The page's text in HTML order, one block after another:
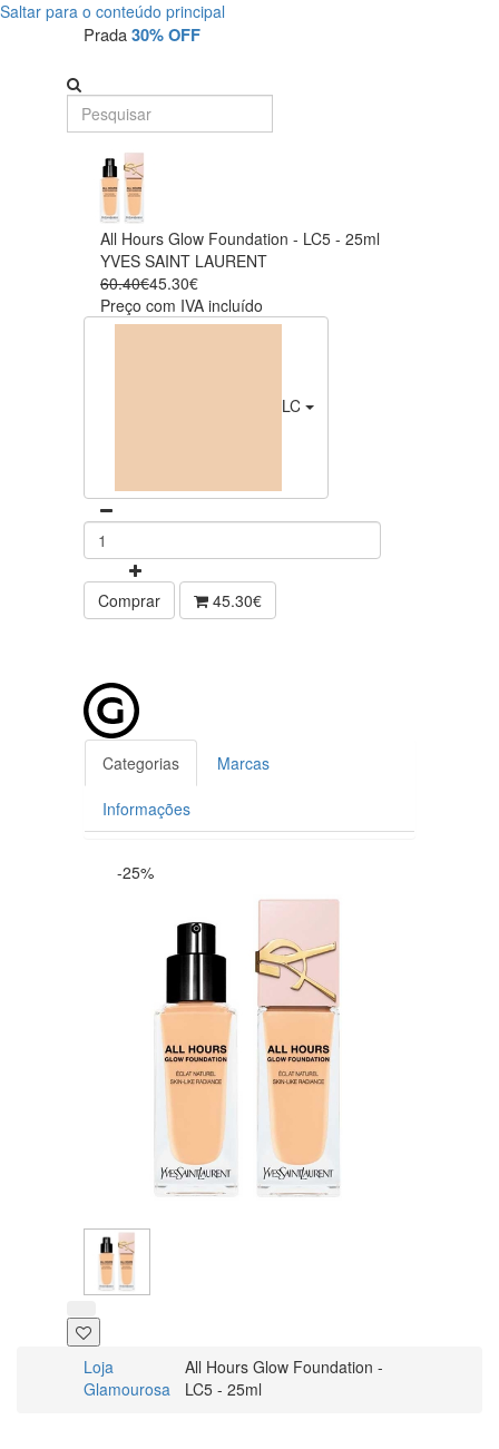
Saltar para o conteúdo principal
Prada30% OFF
All Hours Glow Foundation - LC5 - 25ml
YVES SAINT LAURENT
60.40€45.30€
Preço com IVA incluído
LC5
Comprar 45.30€
Categorias Marcas
Informações
-25%
Loja
Glamourosa
All Hours Glow Foundation -
LC5 - 25ml